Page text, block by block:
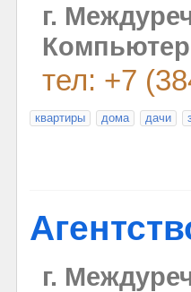
г.
тел: +7
квартиры дома дачи
г.